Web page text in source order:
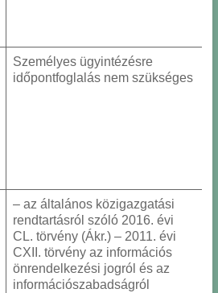
Személyes ügyintézésre
időpontfoglalás nem szükséges
– az általános közigazgatási
rendtartásról szóló 2016. évi
CL. törvény (Ákr.) – 2011. évi
CXII. törvény az információs
önrendelkezési jogról és az
információszabadságról